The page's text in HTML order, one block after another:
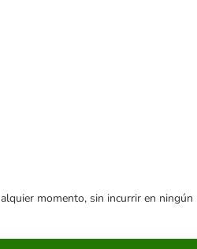
momento, sin incurrir en ningún